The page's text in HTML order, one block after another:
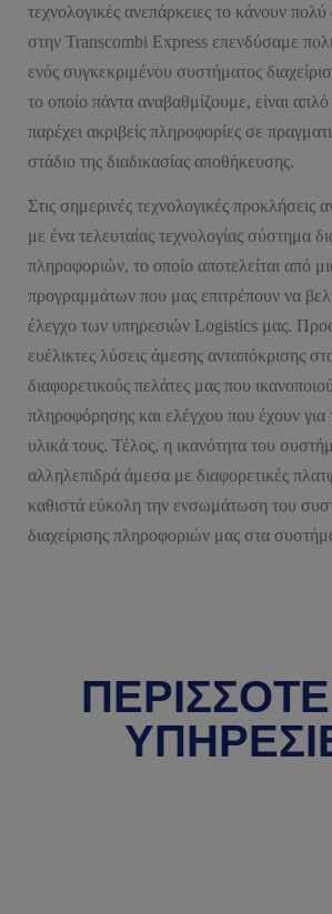
τεχνολογικές ανεπάρκειες το κάνουν
στην Transcombi Express επενδύσαμε
ενός συγκεκριμένου συστήματος
το οποίο πάντα αναβαθμίζουμε, είναι
παρέχει ακριβείς πληροφορίες σε
στάδιο της διαδικασίας αποθήκευσης.
Στις σημερινές τεχνολογικές προκλήσεις
με ένα τελευταίας τεχνολογίας σύστημα
πληροφοριών, το οποίο αποτελείται από
προγραμμάτων που μας επιτρέπουν να
έλεγχο των υπηρεσιών Logistics μας.
ευέλικτες λύσεις άμεσης ανταπόκρισης
διαφορετικούς πελάτες μας που
πληροφόρησης και ελέγχου που έχουν
υλικά τους. Τέλος, η ικανότητα του
αλληλεπιδρά άμεσα με διαφορετικές
καθιστά εύκολη την ενσωμάτωση του
διαχείρισης πληροφοριών μας στα